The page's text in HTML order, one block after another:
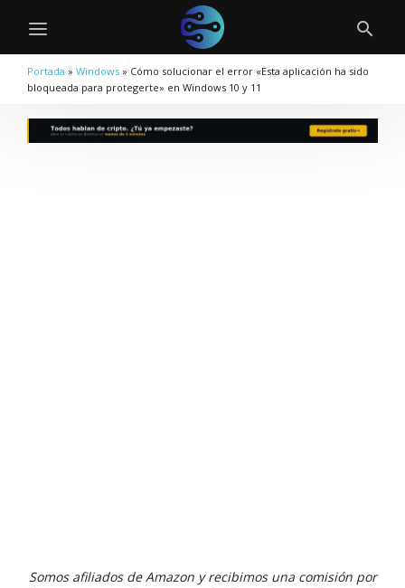
Portada » Windows » Cómo solucionar el error «Esta aplicación ha sido
bloqueada para protegerte» en Windows 10 y 11
Somos afiliados de Amazon y recibimos una comisión por